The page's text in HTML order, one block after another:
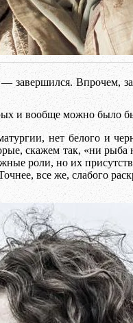
завершился. Впрочем,
и вообще можно было
нет белого и
скажем так, «ни
роли, но их
все же, слабого